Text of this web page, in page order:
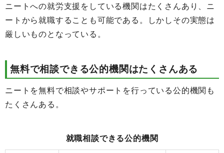
ニートへの就労支援をしている機関はたくさんあり、ニ
ートから就職することも可能である。しかしその実態は
厳しいものとなっている。
無料で相談できる公的機関はたくさんある
ニートを無料で相談やサポートを行っている公的機関も
たくさんある。
就職相談できる公的機関